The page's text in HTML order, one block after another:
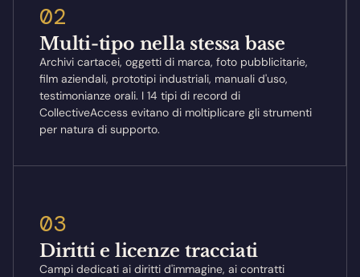
02
Multi-tipo nella stessa base
Archivi cartacei, oggetti di marca, foto pubblicitarie,
film aziendali, prototipi industriali, manuali d'uso,
testimonianze orali. I 14 tipi di record di
CollectiveAccess evitano di moltiplicare gli strumenti
per natura di supporto.
03
Diritti e licenze tracciati
Campi dedicati ai diritti d'immagine, ai contratti